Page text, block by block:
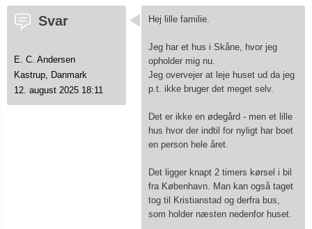
Svar
E. C. Andersen
Kastrup, Danmark
12. august 2025 18:11
Hej lille familie.
Jeg har et hus i Skåne, hvor jeg
opholder mig nu.
Jeg overvejer at leje huset ud da jeg
p.t. ikke bruger det meget selv.
Det er ikke en ødegård - men et lille
hus hvor der indtil for nyligt har boet
en person hele året.
Det ligger knapt 2 timers kørsel i bil
fra København. Man kan også taget
tog til Kristianstad og derfra bus,
som holder næsten nedenfor huset.